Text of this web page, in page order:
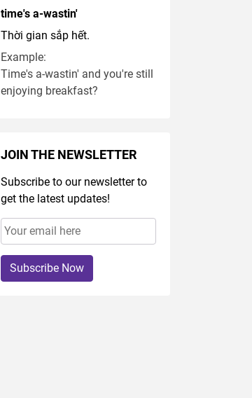
time's a-wastin'
Thời gian sắp hết.
Example:
Time's a-wastin' and you're still
enjoying breakfast?
JOIN THE NEWSLETTER
Subscribe to our newsletter to
get the latest updates!
Subscribe Now